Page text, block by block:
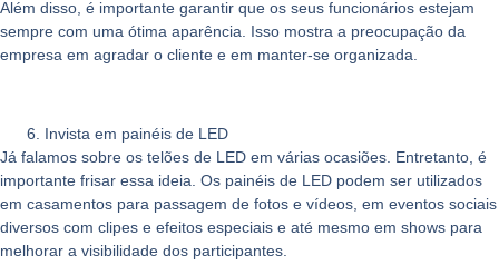
Além disso, é importante garantir que os seus funcionários estejam
sempre com uma ótima aparência. Isso mostra a preocupação da
empresa em agradar o cliente e em manter-se organizada.
Invista em painéis de LED
Já falamos sobre os telões de LED em várias ocasiões. Entretanto, é
importante frisar essa ideia. Os painéis de LED podem ser utilizados
em casamentos para passagem de fotos e vídeos, em eventos sociais
diversos com clipes e efeitos especiais e até mesmo em shows para
melhorar a visibilidade dos participantes.